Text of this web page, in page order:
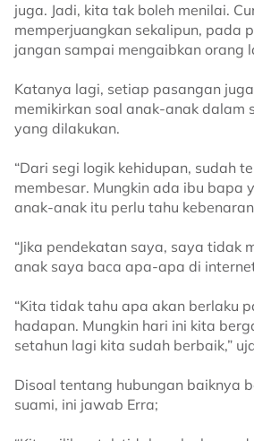
juga. Jadi, kita tak boleh menilai.
memperjuangkan sekalipun, pada
jangan sampai mengaibkan orang
Katanya lagi, setiap pasangan
memikirkan soal anak-anak dalam
yang dilakukan.
“Dari segi logik kehidupan, sudah
membesar. Mungkin ada ibu bapa
anak-anak itu perlu tahu
“Jika pendekatan saya, saya tidak
anak saya baca apa-apa di
“Kita tidak tahu apa akan berlaku
hadapan. Mungkin hari ini kita
setahun lagi kita sudah berbaik,”
Disoal tentang hubungan baiknya
suami, ini jawab Erra;